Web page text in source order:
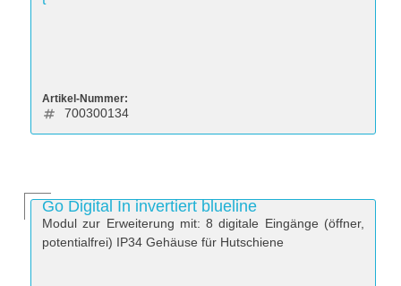
Artikel-Nummer:
700300134
Go Digital In invertiert blueline
Modul zur Erweiterung mit: 8 digitale Eingänge (öffner,
potentialfrei) IP34 Gehäuse für Hutschiene